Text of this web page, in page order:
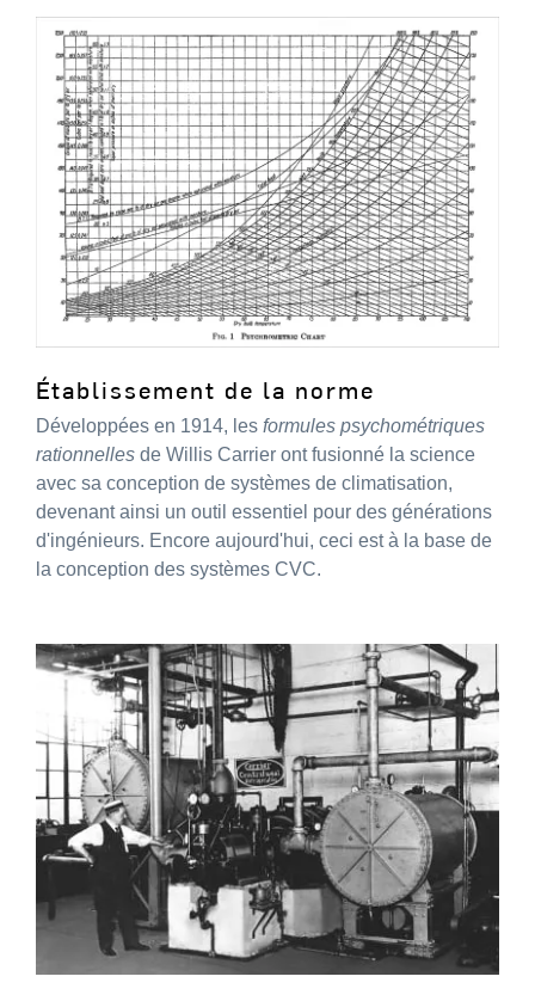
Établissement de la norme
Développées en 1914, les formules psychométriques
rationnelles de Willis Carrier ont fusionné la science
avec sa conception de systèmes de climatisation,
devenant ainsi un outil essentiel pour des générations
d'ingénieurs. Encore aujourd'hui, ceci est à la base de
la conception des systèmes CVC.